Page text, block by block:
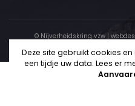
© Nijverheidskring vzw |
Deze site gebruikt cookies
een tijdje uw data. Lees er